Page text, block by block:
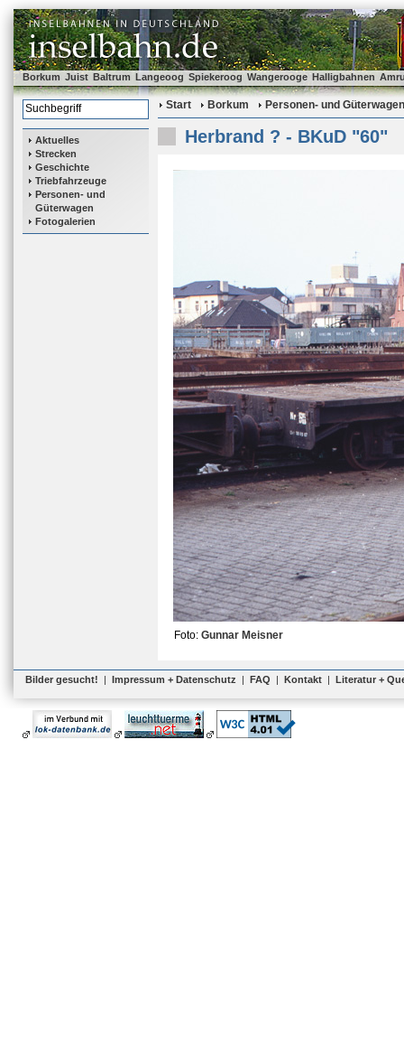
Borkum Juist Baltrum Langeoog Spiekeroog Wangerooge Halligbahnen
Aktuelles
Strecken
Geschichte
Triebfahrzeuge
Personen- und
Güterwagen
Fotogalerien
Start Borkum Personen- und Güterwagen
Herbrand ? - BKuD "60"
Foto: Gunnar Meisner
Bilder gesucht! | Impressum + Datenschutz | FAQ | Kontakt | Literatur +